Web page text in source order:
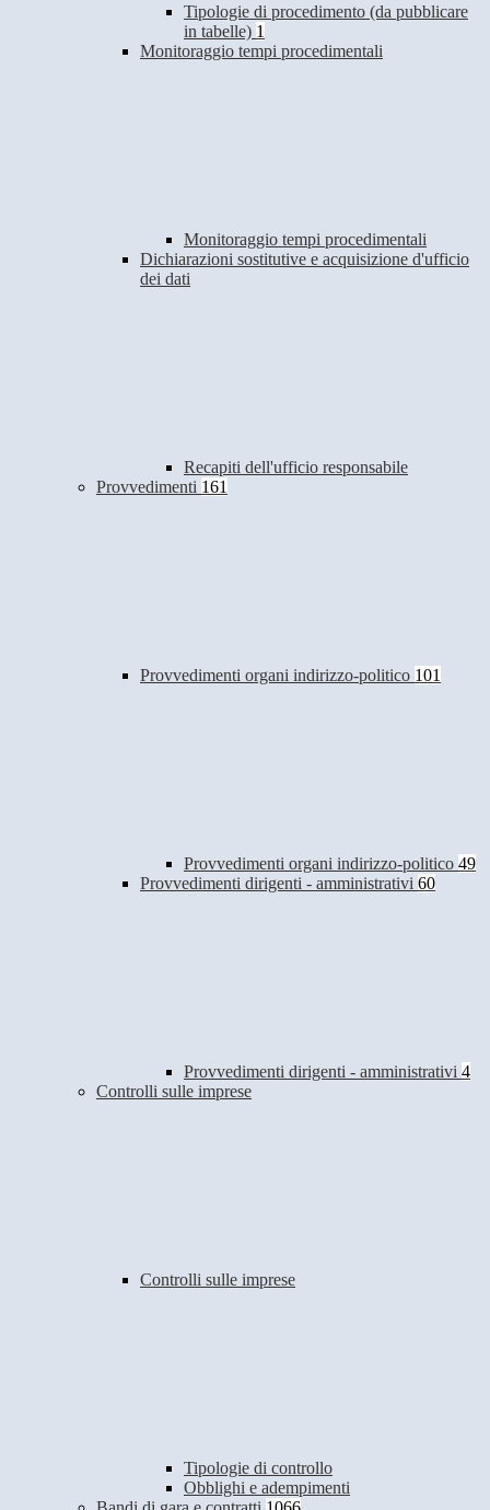
Tipologie di procedimento (da pubblicare
in tabelle) 1
Monitoraggio tempi procedimentali
Monitoraggio tempi procedimentali
Dichiarazioni sostitutive e acquisizione d'ufficio
dei dati
Recapiti dell'ufficio responsabile
Provvedimenti 161
Provvedimenti organi indirizzo-politico 101
Provvedimenti organi indirizzo-politico 49
Provvedimenti dirigenti - amministrativi 60
Provvedimenti dirigenti - amministrativi 4
Controlli sulle imprese
Controlli sulle imprese
Tipologie di controllo
Obblighi e adempimenti